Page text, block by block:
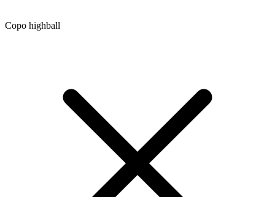
Copo highball